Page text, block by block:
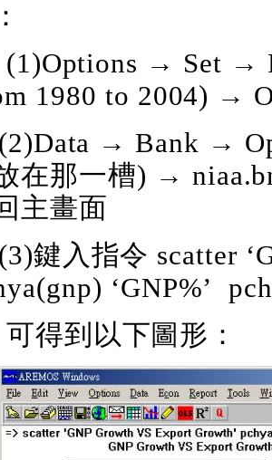
(1)Options → Set →
1980 to 2004) →
(2)Data → Bank →
在那一槽) →
主畫面
(3)鍵入指令 scatter
‘GNP%’
可得到以下圖形：